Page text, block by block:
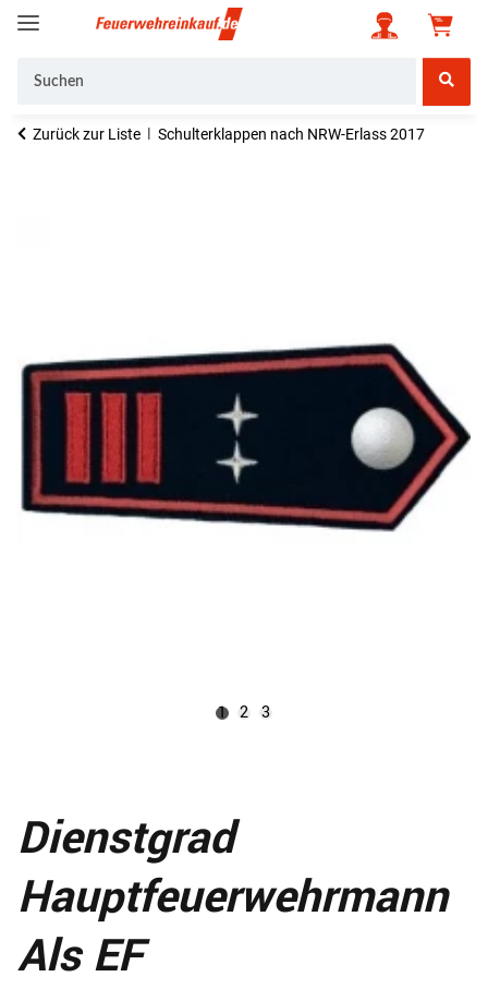
Zurück zur Liste Schulterklappen nach NRW-Erlass 2017
1 2 3
Dienstgrad
Hauptfeuerwehrmann
Als EF